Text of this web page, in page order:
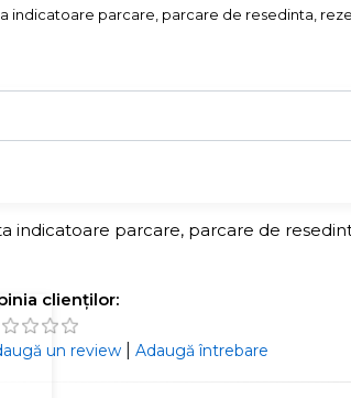
indicatoare parcare, parcare de resedinta,
indicatoare parcare, parcare de
clienților:
un review |Adaugă întrebare